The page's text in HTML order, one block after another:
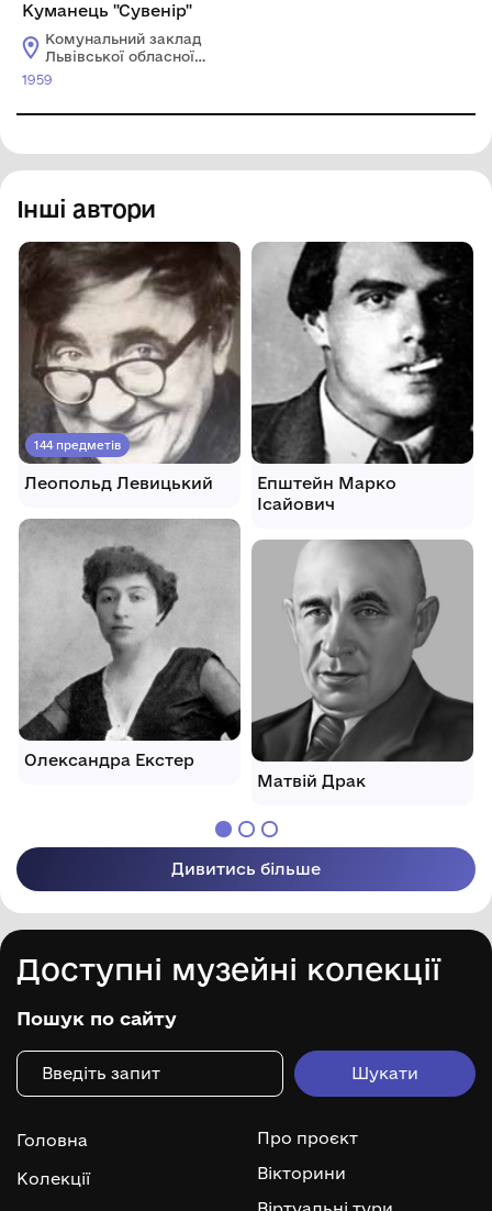
Куманець "Сувенір"
Комунальний заклад
Львівської обласної
ради "Львівський
1959
Інші автори
144 предметів
Леопольд Левицький
Олександра Екстер
Епштейн Марко
Ісайович
Матвій Драк
Дивитись більше
Доступні музейні колекції
Пошук по сайту
Головна
Колекції
Про проєкт
Вікторини